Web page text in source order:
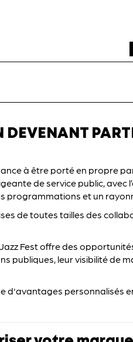
DEVENANT
à être porté en propre
de service public, avec
programmations et un
de toutes tailles des
Fest offre des
publiques, leur visibilité de
d'avantages personnalisés